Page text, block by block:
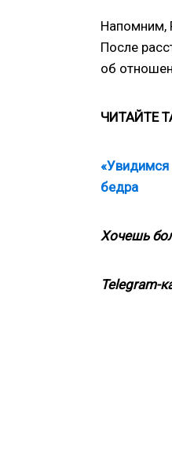
Напомним,
После
об
ЧИТАЙТЕ
«Увидимся
бедра
Хочешь
Telegram-